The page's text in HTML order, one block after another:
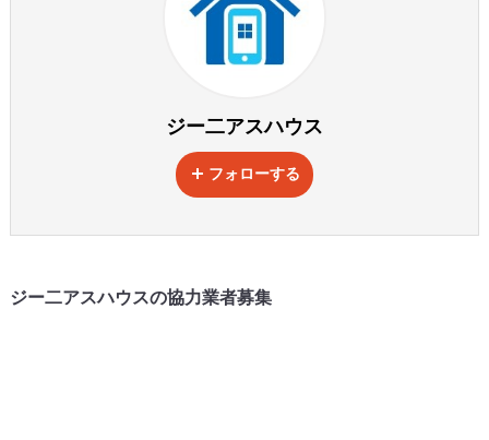
ジー二アスハウス
フォローする
ジー二アスハウスの協力業者募集